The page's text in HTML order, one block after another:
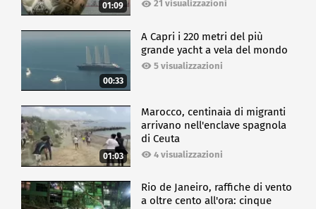
01:09 21 visualizzazioni
00:33
A Capri i 220 metri del più
grande yacht a vela del mondo
5 visualizzazioni
01:03
Marocco, centinaia di migranti
arrivano nell'enclave spagnola
di Ceuta
4 visualizzazioni
Rio de Janeiro, raffiche di vento
a oltre cento all'ora: cinque